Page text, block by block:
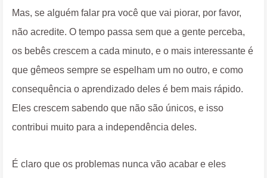
Mas, se alguém falar pra você que vai piorar, por favor,
não acredite. O tempo passa sem que a gente perceba,
os bebês crescem a cada minuto, e o mais interessante é
que gêmeos sempre se espelham um no outro, e como
consequência o aprendizado deles é bem mais rápido.
Eles crescem sabendo que não são únicos, e isso
contribui muito para a independência deles.
É claro que os problemas nunca vão acabar e eles